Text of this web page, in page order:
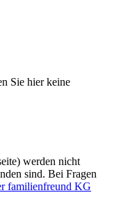
Sie hier keine
werden nicht
sind. Bei Fragen
familienfreund KG